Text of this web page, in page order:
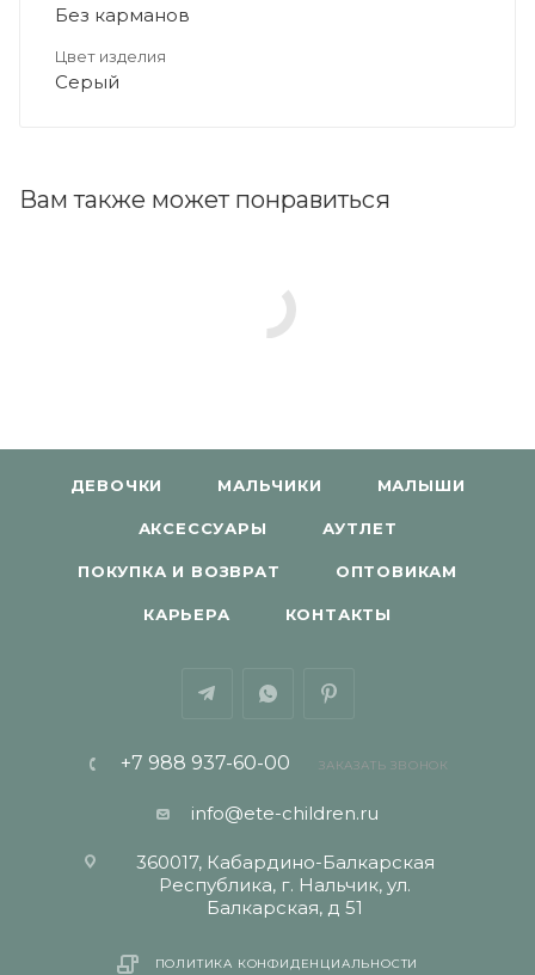
Без карманов
Цвет изделия
Серый
Вам также может понравиться
ДЕВОЧКИ МАЛЬЧИКИ МАЛЫШИ
АКСЕССУАРЫ АУТЛЕТ
ПОКУПКА И ВОЗВРАТ ОПТОВИКАМ
КАРЬЕРА КОНТАКТЫ
+7 988 937-60-00 ЗАКАЗАТЬ ЗВОНОК
info@ete-children.ru
360017, Кабардино-Балкарская
Республика, г. Нальчик, ул.
Балкарская, д 51
ПОЛИТИКА КОНФИДЕНЦИАЛЬНОСТИ